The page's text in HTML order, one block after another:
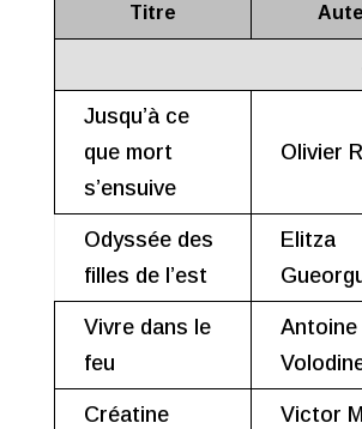
Titre
Jusqu’à ce
que mort
s’ensuive
Olivier
Odyssée des
filles de l’est
Elitza
Vivre dans le
feu
Antoine
Créatine Victor